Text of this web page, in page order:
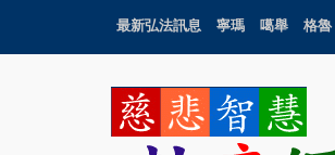
最新弘法訊息 寧瑪 噶舉 格魯